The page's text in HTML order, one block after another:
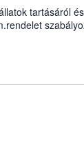
tartásáról
a